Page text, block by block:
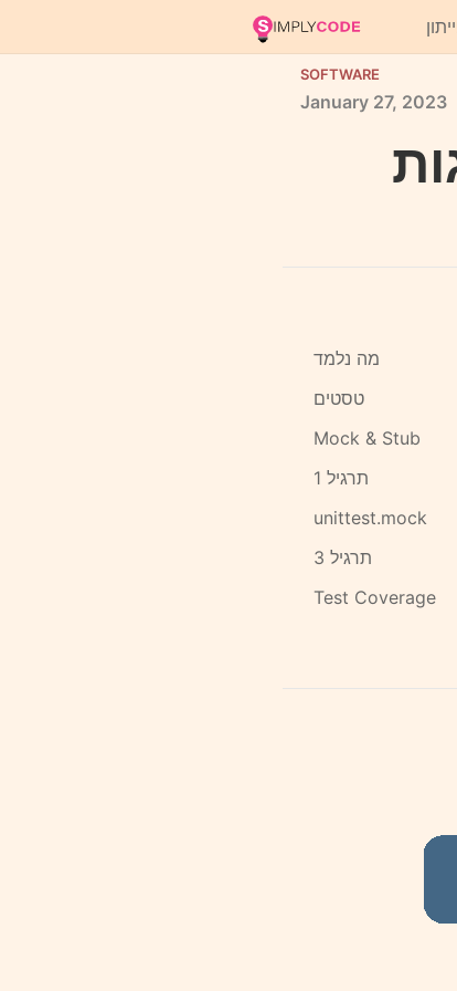
SOFTWARE
January 27, 2023
מה נלמד
טסטים
Mock & Stub
תרגיל 1
unittest.mock
תרגיל 3
Test Coverage